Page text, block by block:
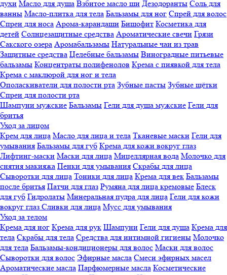
духи Масло для душа Взбитое масло ши Дезодоранты Соль для
ванны Масло-плитка для тела Бальзамы для ног Спрей для волос
Спреи для носа Арома-карандаши Бишофит Косметика для
детей Солнцезащитные средства Ароматические свечи Грязи
Cакского озера Аромабальзамы Натуральные чаи из трав
Защитные средства Целебные бальзамы Виноградные питьевые
бальзамы Концентраты полифенолов Крема с пиявкой для тела
Крема с маклюрой для ног и тела
Ополаскиватели для полости рта Зубные пасты Зубные щётки
Спреи для полости рта
Шампуни мужские Бальзамы Гели для душа мужские Гели для
бритья
Уход за лицом
Крем для лица Масло для лица и тела Тканевые маски Гели для
умывания Бальзамы для губ Крема для кожи вокруг глаз
Лифтинг-маски Маски для лица Мицеллярная вода Молочко для
снятия макияжа Пенки для умывания Скрабы для лица
Сыворотки для лица Тоники для лица Крема для век Бальзамы
после бритья Патчи для глаз Румяна для лица кремовые Блеск
для губ Гидролаты Минеральная пудра для лица Гели для кожи
вокруг глаз Сливки для лица Мусс для умывания
Уход за телом
Крема для ног Крема для рук Шампуни Гели для душа Крема для
тела Скрабы для тела Средства для интимной гигиены Молочко
для тела Бальзамы-кондиционеры для волос Маски для волос
Сыворотки для волос Эфирные масла Смеси эфирных масел
Ароматические масла Парфюмерные масла Косметические